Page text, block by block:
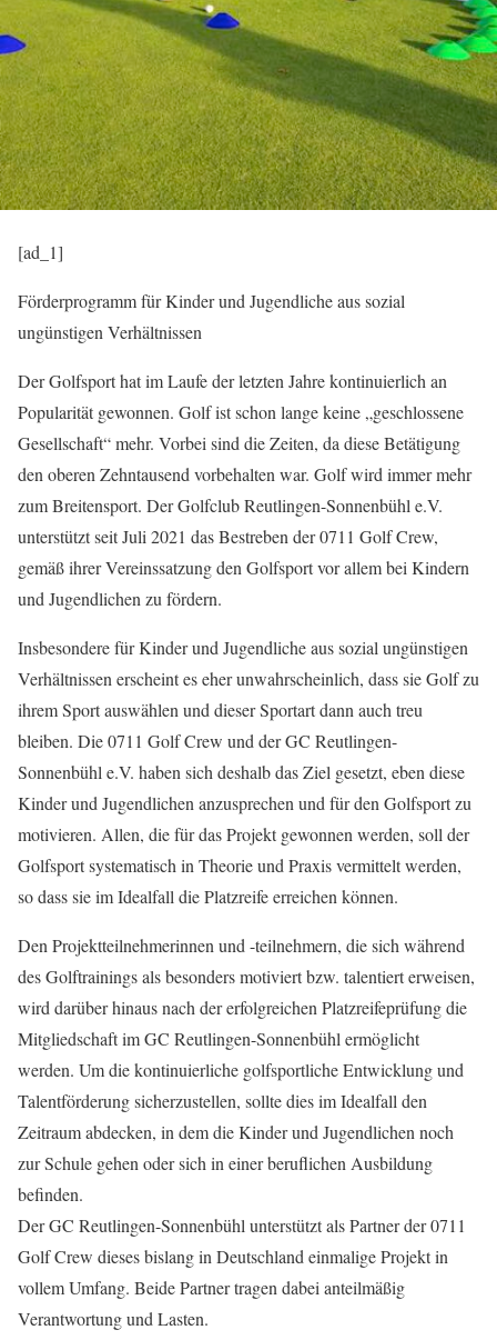
[ad_1]
Förderprogramm für Kinder und Jugendliche aus sozial
ungünstigen Verhältnissen
Der Golfsport hat im Laufe der letzten Jahre kontinuierlich an
Popularität gewonnen. Golf ist schon lange keine „geschlossene
Gesellschaft“ mehr. Vorbei sind die Zeiten, da diese Betätigung
den oberen Zehntausend vorbehalten war. Golf wird immer mehr
zum Breitensport. Der Golfclub Reutlingen-Sonnenbühl e.V.
unterstützt seit Juli 2021 das Bestreben der 0711 Golf Crew,
gemäß ihrer Vereinssatzung den Golfsport vor allem bei Kindern
und Jugendlichen zu fördern.
Insbesondere für Kinder und Jugendliche aus sozial ungünstigen
Verhältnissen erscheint es eher unwahrscheinlich, dass sie Golf zu
ihrem Sport auswählen und dieser Sportart dann auch treu
bleiben. Die 0711 Golf Crew und der GC Reutlingen-
Sonnenbühl e.V. haben sich deshalb das Ziel gesetzt, eben diese
Kinder und Jugendlichen anzusprechen und für den Golfsport zu
motivieren. Allen, die für das Projekt gewonnen werden, soll der
Golfsport systematisch in Theorie und Praxis vermittelt werden,
so dass sie im Idealfall die Platzreife erreichen können.
Den Projektteilnehmerinnen und -teilnehmern, die sich während
des Golftrainings als besonders motiviert bzw. talentiert erweisen,
wird darüber hinaus nach der erfolgreichen Platzreifeprüfung die
Mitgliedschaft im GC Reutlingen-Sonnenbühl ermöglicht
werden. Um die kontinuierliche golfsportliche Entwicklung und
Talentförderung sicherzustellen, sollte dies im Idealfall den
Zeitraum abdecken, in dem die Kinder und Jugendlichen noch
zur Schule gehen oder sich in einer beruflichen Ausbildung
befinden.
Der GC Reutlingen-Sonnenbühl unterstützt als Partner der 0711
Golf Crew dieses bislang in Deutschland einmalige Projekt in
vollem Umfang. Beide Partner tragen dabei anteilmäßig
Verantwortung und Lasten.